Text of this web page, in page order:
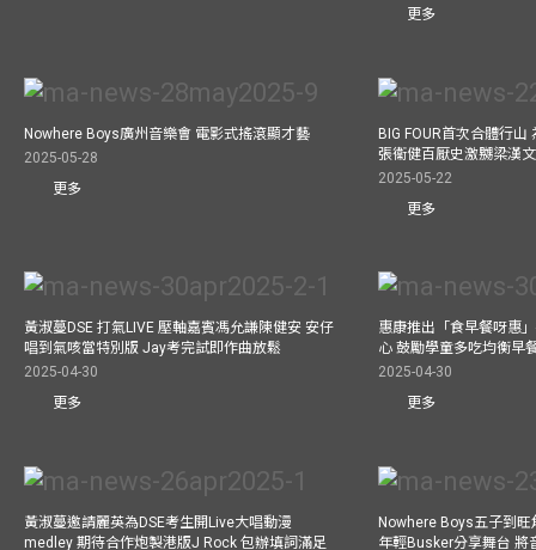
更多
Nowhere Boys廣州音樂會 電影式搖滾顯才藝
2025-05-28
更多
BIG FOUR首次合體行
張衞健百厭史激嬲梁漢
2025-05-22
更多
黃淑蔓DSE 打氣LIVE 壓軸嘉賓馮允謙陳健安 安仔
唱到氣咳當特別版 Jay考完試即作曲放鬆
2025-04-30
更多
惠康推出「食早餐呀惠
心 鼓勵學童多吃均衡早
2025-04-30
更多
黃淑蔓邀請麗英為DSE考生開Live大唱動漫
medley 期待合作炮製港版J Rock 包辦填詞滿足
Nowhere Boys五子到
年輕Busker分享舞台 將